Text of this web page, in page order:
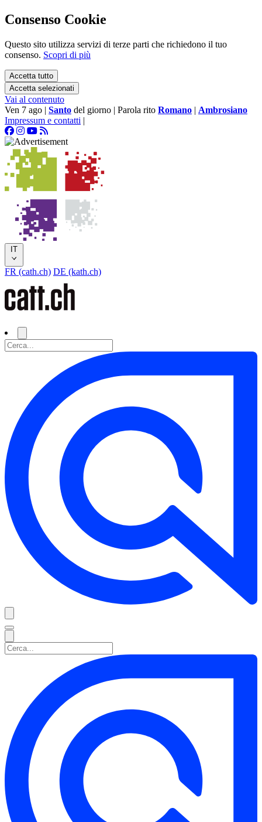
Consenso Cookie
Questo sito utilizza servizi di terze parti che richiedono il tuo
consenso. Scopri di più
Accetta tutto
Accetta selezionati
Vai al contenuto
Ven 7 ago | Santo del giorno | Parola rito Romano | Ambrosiano
Impressum e contatti |
IT
FR (cath.ch) DE (kath.ch)